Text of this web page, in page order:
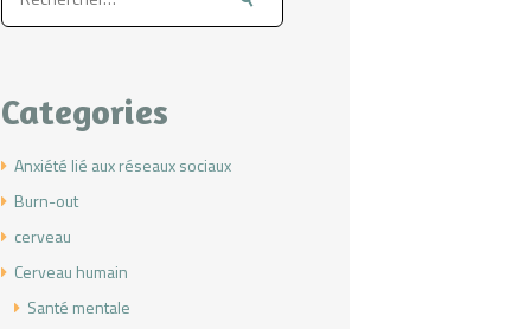
Categories
Anxiété lié aux réseaux sociaux
Burn-out
cerveau
Cerveau humain
Santé mentale